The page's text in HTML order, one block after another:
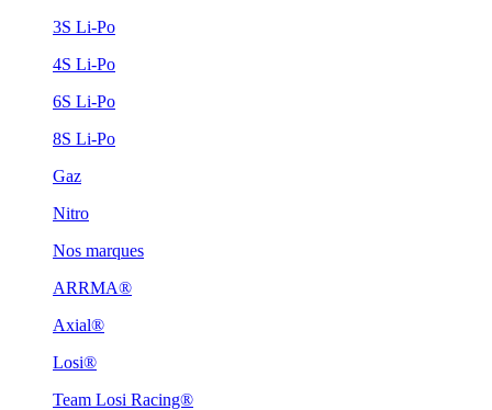
3S Li-Po
4S Li-Po
6S Li-Po
8S Li-Po
Gaz
Nitro
Nos marques
ARRMA®
Axial®
Losi®
Team Losi Racing®